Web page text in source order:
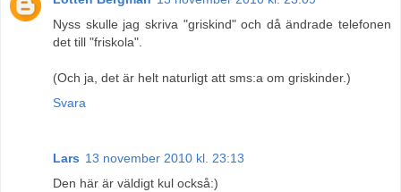
Nyss skulle jag skriva "griskind" och då ändrade telefonen
det till "friskola".
(Och ja, det är helt naturligt att sms:a om griskinder.)
Svara
Lars 13 november 2010 kl. 23:13
Den här är väldigt kul också:)